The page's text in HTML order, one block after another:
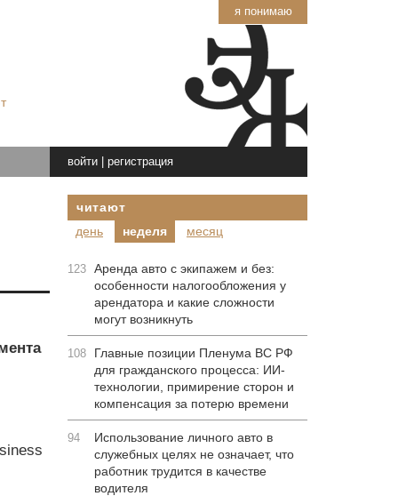
я понимаю
войти| регистрация
читают
день
неделя месяц
123 Аренда авто с экипажем и без:
особенности налогообложения у
арендатора и какие сложности
могут возникнуть
108
Главные позиции Пленума ВС РФ
для гражданского процесса: ИИ-
технологии, примирение сторон и
компенсация за потерю времени
94
Использование личного авто в
служебных целях не означает, что
работник трудится в качестве
водителя